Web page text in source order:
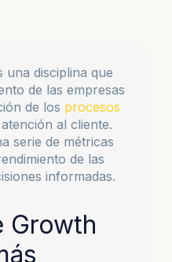
una disciplina que
de las empresas
de los procesos
al cliente.
serie de métricas
de las
informadas.
Growth